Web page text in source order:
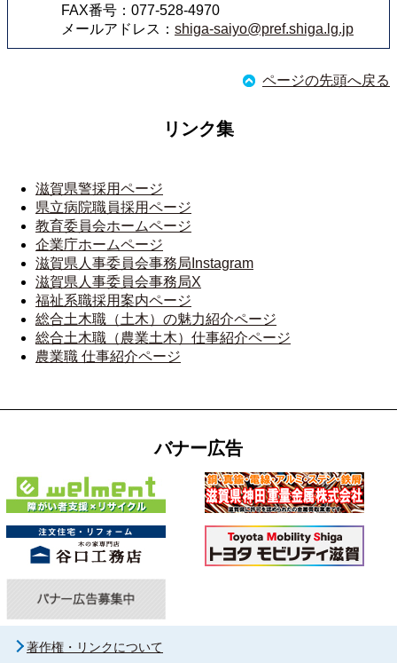
FAX番号：077-528-4970
メールアドレス： shiga-saiyo@pref.shiga.lg.jp
ページの先頭へ戻る
リンク集
滋賀県警採用ページ
県立病院職員採用ページ
教育委員会ホームページ
企業庁ホームページ
滋賀県人事委員会事務局Instagram
滋賀県人事委員会事務局X
福祉系職採用案内ページ
総合土木職（土木）の魅力紹介ページ
総合土木職（農業土木）仕事紹介ページ
農業職 仕事紹介ページ
バナー広告
著作権・リンクについて